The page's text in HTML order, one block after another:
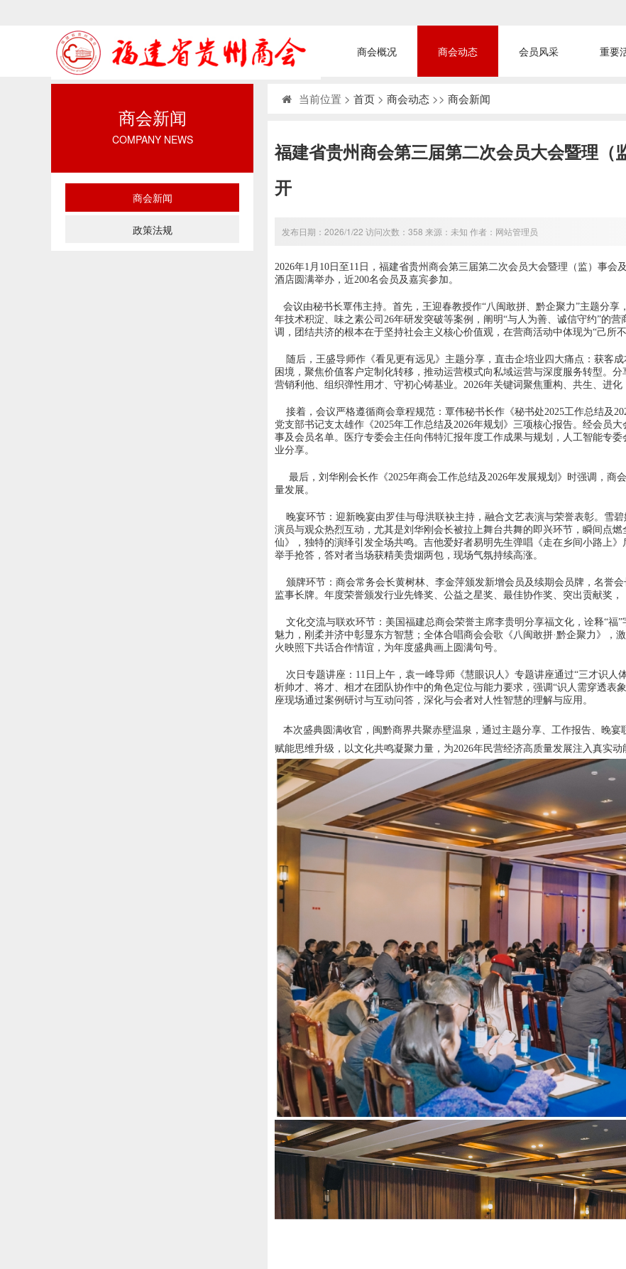
重要
会员风采
商会动态
商会概况
商会新闻
COMPANY NEWS
商会新闻
政策法规
当前位置 > 首页 > 商会动态 >> 商会新闻
福建省贵州商会第三届第二次会员大会暨理（
开
发布日期：2026/1/22 访问次数：358 来源：未知 作者：网站管理员
2026年1月10日至11日，福建省贵州商会第三届第二次会员大会暨理（监）事
酒店圆满举办，近200名会员及嘉宾参加。
会议由秘书长覃伟主持。首先，王迎春教授作“八闽敢拼、黔企聚力”主题分
年技术积淀、味之素公司26年研发突破等案例，阐明“与人为善、诚信守约”的
调，团结共济的根本在于坚持社会主义核心价值观，在营商活动中体现为“己所
随后，王盛导师作《看见更有远见》主题分享，直击企培业四大痛点：获客
困境，聚焦价值客户定制化转移，推动运营模式向私域运营与深度服务转型。
营销利他、组织弹性用才、守初心铸基业。2026年关键词聚焦重构、共生、进化
接着，会议严格遵循商会章程规范：覃伟秘书长作《秘书处2025工作总结及
党支部书记支太雄作《2025年工作总结及2026年规划》三项核心报告。经会员
事及会员名单。医疗专委会主任向伟特汇报年度工作成果与规划，人工智能专
业分享。
最后，刘华刚会长作《2025年商会工作总结及2026年发展规划》时强调，商
量发展。
晚宴环节：迎新晚宴由罗佳与母洪联袂主持，融合文艺表演与荣誉表彰。雪
演员与观众热烈互动，尤其是刘华刚会长被拉上舞台共舞的即兴环节，瞬间点
仙》，独特的演绎引发全场共鸣。吉他爱好者易明先生弹唱《走在乡间小路上
举手抢答，答对者当场获精美贵烟两包，现场气氛持续高涨。
颁牌环节：商会常务会长黄树林、李金萍颁发新增会员及续期会员牌，名誉
监事长牌。年度荣誉颁发行业先锋奖、公益之星奖、最佳协作奖、突出贡献奖，
文化交流与联欢环节：美国福建总商会荣誉主席李贵明分享福文化，诠释“福
魅力，刚柔并济中彰显东方智慧；全体合唱商会会歌《八闽敢拼·黔企聚力》，
火映照下共话合作情谊，为年度盛典画上圆满句号。
次日专题讲座：11日上午，袁一峰导师《慧眼识人》专题讲座通过“三才识人
析帅才、将才、相才在团队协作中的角色定位与能力要求，强调“识人需穿透表
座现场通过案例研讨与互动问答，深化与会者对人性智慧的理解与应用。
本次盛典圆满收官，闽黔商界共聚赤壁温泉，通过主题分享、工作报告、晚
赋能思维升级，以文化共鸣凝聚力量，为2026年民营经济高质量发展注入真实